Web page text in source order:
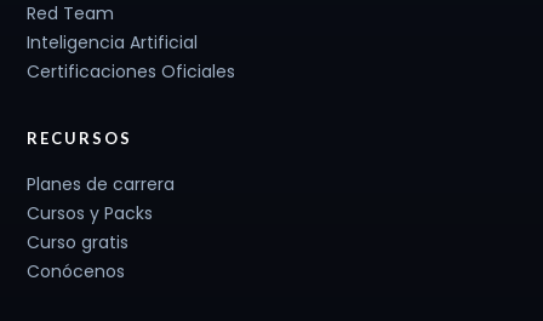
Red Team
Inteligencia Artificial
Certificaciones Oficiales
RECURSOS
Planes de carrera
Cursos y Packs
Curso gratis
Conócenos